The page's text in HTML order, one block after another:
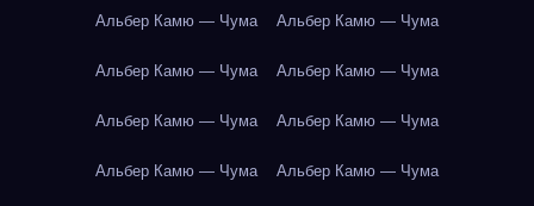
Альбер Камю — Чума Альбер Камю — Чума
Альбер Камю — Чума Альбер Камю — Чума
Альбер Камю — Чума Альбер Камю — Чума
Альбер Камю — Чума Альбер Камю — Чума